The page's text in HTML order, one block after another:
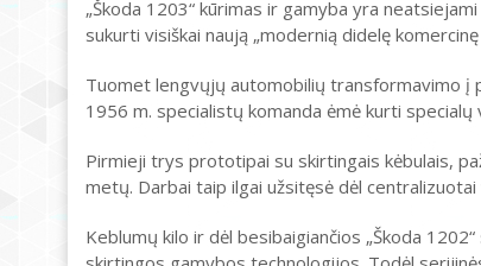
„Škoda 1203“ kūrimas ir gamyba yra
sukurti visiškai naują „modernią didelę
Tuomet lengvųjų automobilių transformavimo į
1956 m. specialistų komanda ėmė kurti
Pirmieji trys prototipai su skirtingais kėbulais,
metų. Darbai taip ilgai užsitęsė dėl
Keblumų kilo ir dėl besibaigiančios „Škoda